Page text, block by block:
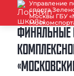
Управление
спорта
Москвы ГБУ
ФИНАЛЬНЫЕ